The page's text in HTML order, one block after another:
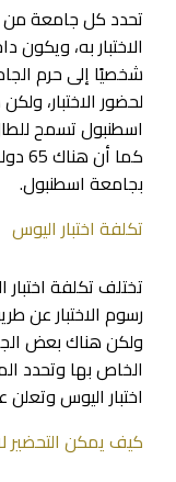
تحدد كل جامعة من
الاختبار به،
شخصيًا إلى حرم
لحضور الاختبار،
اسطنبول تسمح للطال
بجامعة اسطنبول.
تكلفة اختبار اليوس
تختلف تكلفة
رسوم الاختبار عن
ولكن هناك بعض
الخاص بها وتحدد
اختبار اليوس
كيف يمكن التحضير